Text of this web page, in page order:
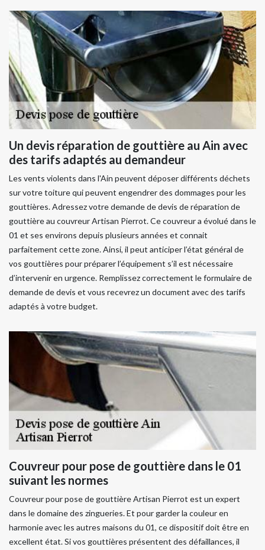
Un devis réparation de gouttière au Ain avec
des tarifs adaptés au demandeur
Les vents violents dans l'Ain peuvent déposer différents déchets
sur votre toiture qui peuvent engendrer des dommages pour les
gouttières. Adressez votre demande de devis de réparation de
gouttière au couvreur Artisan Pierrot. Ce couvreur a évolué dans le
01 et ses environs depuis plusieurs années et connait
parfaitement cette zone. Ainsi, il peut anticiper l’état général de
vos gouttières pour préparer l’équipement s’il est nécessaire
d’intervenir en urgence. Remplissez correctement le formulaire de
demande de devis et vous recevrez un document avec des tarifs
adaptés à votre budget.
Couvreur pour pose de gouttière dans le 01
suivant les normes
Couvreur pour pose de gouttière Artisan Pierrot est un expert
dans le domaine des zingueries. Et pour garder la couleur en
harmonie avec les autres maisons du 01, ce dispositif doit être en
excellent état. Si vos gouttières présentent des défaillances, il